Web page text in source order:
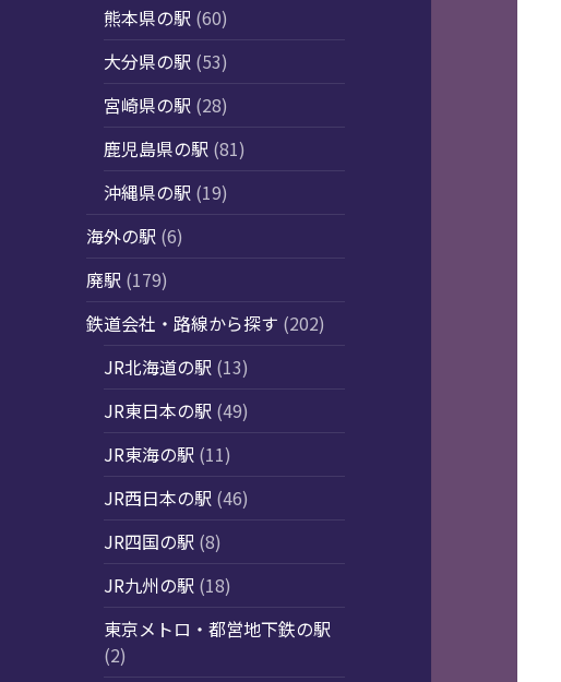
熊本県の駅 (60)
大分県の駅 (53)
宮崎県の駅 (28)
鹿児島県の駅 (81)
沖縄県の駅 (19)
海外の駅 (6)
廃駅 (179)
鉄道会社・路線から探す (202)
JR北海道の駅 (13)
JR東日本の駅 (49)
JR東海の駅 (11)
JR西日本の駅 (46)
JR四国の駅 (8)
JR九州の駅 (18)
東京メトロ・都営地下鉄の駅
(2)